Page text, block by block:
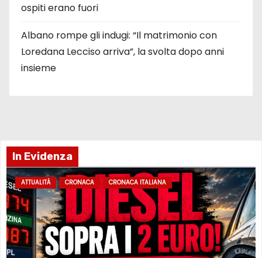
ospiti erano fuori
Albano rompe gli indugi: “Il matrimonio con
Loredana Lecciso arriva”, la svolta dopo anni
insieme
In Evidenza
ATTUALITÀ CRONACA CRONACA ITALIANA